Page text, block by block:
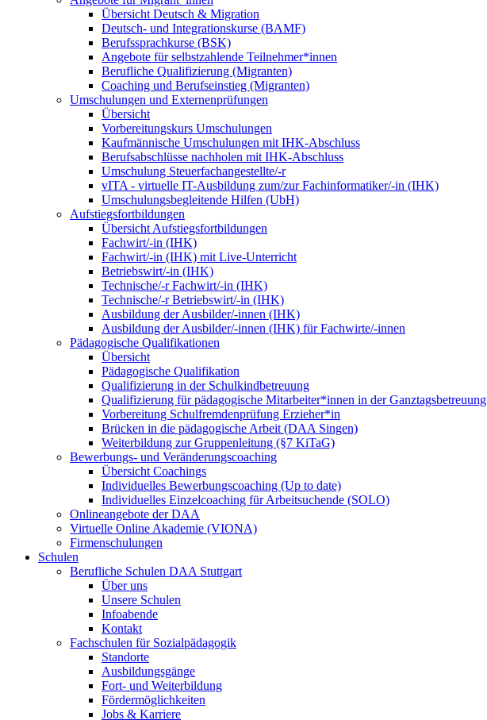
Übersicht Deutsch & Migration
Deutsch- und Integrationskurse (BAMF)
Berufssprachkurse (BSK)
Angebote für selbstzahlende Teilnehmer*innen
Berufliche Qualifizierung (Migranten)
Coaching und Berufseinstieg (Migranten)
Umschulungen und Externenprüfungen
Übersicht
Vorbereitungskurs Umschulungen
Kaufmännische Umschulungen mit IHK-Abschluss
Berufsabschlüsse nachholen mit IHK-Abschluss
Umschulung Steuerfachangestellte/-r
vITA - virtuelle IT-Ausbildung zum/zur Fachinformatiker/-in (IHK)
Umschulungsbegleitende Hilfen (UbH)
Aufstiegsfortbildungen
Übersicht Aufstiegsfortbildungen
Fachwirt/-in (IHK)
Fachwirt/-in (IHK) mit Live-Unterricht
Betriebswirt/-in (IHK)
Technische/-r Fachwirt/-in (IHK)
Technische/-r Betriebswirt/-in (IHK)
Ausbildung der Ausbilder/-innen (IHK)
Ausbildung der Ausbilder/-innen (IHK) für Fachwirte/-innen
Pädagogische Qualifikationen
Übersicht
Pädagogische Qualifikation
Qualifizierung in der Schulkindbetreuung
Qualifizierung für pädagogische Mitarbeiter*innen in der Ganztagsbetreuung
Vorbereitung Schulfremdenprüfung Erzieher*in
Brücken in die pädagogische Arbeit (DAA Singen)
Weiterbildung zur Gruppenleitung (§7 KiTaG)
Bewerbungs- und Veränderungscoaching
Übersicht Coachings
Individuelles Bewerbungscoaching (Up to date)
Individuelles Einzelcoaching für Arbeitsuchende (SOLO)
Onlineangebote der DAA
Virtuelle Online Akademie (VIONA)
Firmenschulungen
Schulen
Berufliche Schulen DAA Stuttgart
Über uns
Unsere Schulen
Infoabende
Kontakt
Fachschulen für Sozialpädagogik
Standorte
Ausbildungsgänge
Fort- und Weiterbildung
Fördermöglichkeiten
Jobs & Karriere